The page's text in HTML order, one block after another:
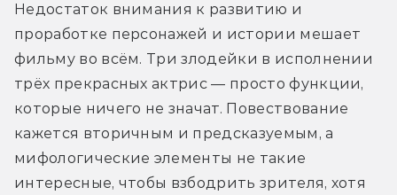
Недостаток внимания к развитию и
проработке персонажей и истории мешает
фильму во всём. Три злодейки в исполнении
трёх прекрасных актрис — просто функции,
которые ничего не значат. Повествование
кажется вторичным и предсказуемым, а
мифологические элементы не такие
интересные, чтобы взбодрить зрителя, хотя